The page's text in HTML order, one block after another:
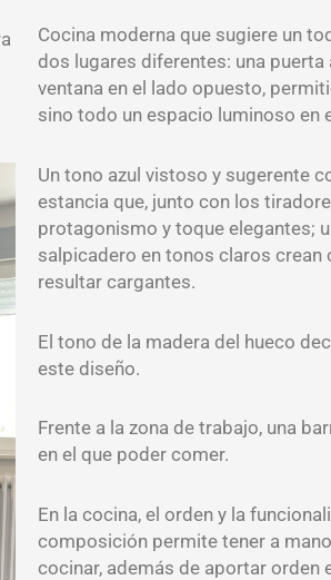
Cocina moderna que sugiere un
dos lugares diferentes: una
ventana en el lado opuesto,
sino todo un espacio luminoso en
Un tono azul vistoso y sugerente
estancia que, junto con los
protagonismo y toque elegantes;
salpicadero en tonos claros crean
resultar cargantes.
El tono de la madera del hueco
este diseño.
Frente a la zona de trabajo, una
en el que poder comer.
En la cocina, el orden y la
composición permite tener a
cocinar, además de aportar orden